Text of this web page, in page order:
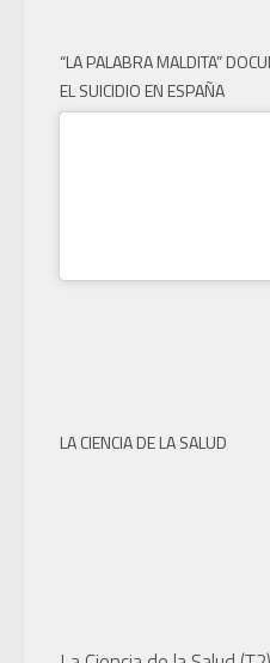
“LA PALABRA MALDITA”
EL SUICIDIO EN ESPAÑA
LA CIENCIA DE LA SALUD